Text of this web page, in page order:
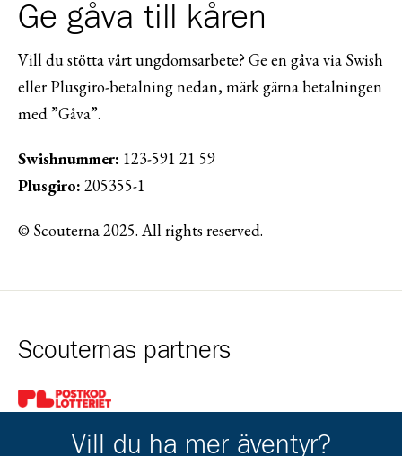
Ge gåva till kåren
Vill du stötta vårt ungdomsarbete? Ge en gåva via Swish
eller Plusgiro-betalning nedan, märk gärna betalningen
med ”Gåva”.
Swishnummer: 123-591 21 59
Plusgiro: 205355-1
© Scouterna 2025. All rights reserved.
Scouternas partners
Gå till pl_50
Vill du ha mer äventyr?